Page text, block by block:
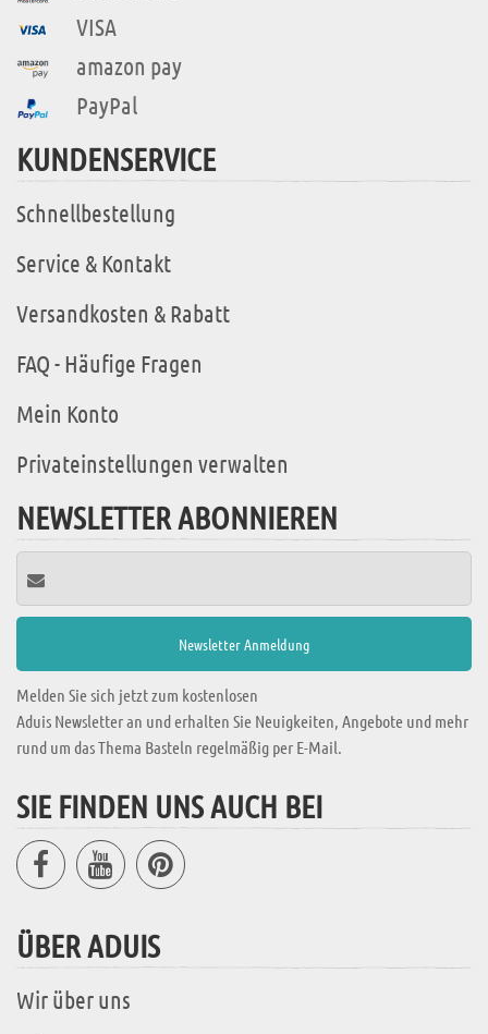
VISA
amazon pay
PayPal
KUNDENSERVICE
Schnellbestellung
Service & Kontakt
Versandkosten & Rabatt
FAQ - Häufige Fragen
Mein Konto
Privateinstellungen verwalten
NEWSLETTER ABONNIEREN
Melden Sie sich jetzt zum kostenlosen
Aduis Newsletter an und erhalten Sie Neuigkeiten, Angebote und mehr
rund um das Thema Basteln regelmäßig per E-Mail.
SIE FINDEN UNS AUCH BEI
ÜBER ADUIS
Wir über uns